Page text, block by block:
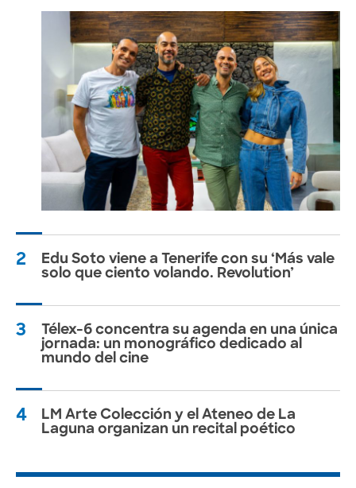
2
Edu Soto viene a Tenerife con su ‘Más vale
solo que ciento volando. Revolution’
3
Télex-6 concentra su agenda en una única
jornada: un monográfico dedicado al
mundo del cine
4
LM Arte Colección y el Ateneo de La
Laguna organizan un recital poético